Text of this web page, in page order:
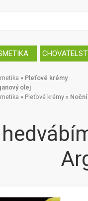
» Pleťové krémy
olej
» Pleťové krémy »